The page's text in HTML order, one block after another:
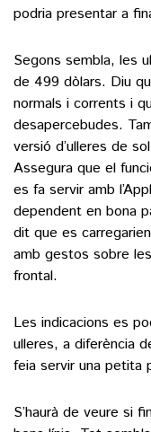
podria presentar a
Segons sembla, les
de 499 dòlars. Diu
normals i corrents i
desapercebudes.
versió d’ulleres de
Assegura que el
es fa servir amb
dependent en bona
dit que es
amb gestos sobre
frontal.
Les indicacions es
ulleres, a diferència
feia servir una petita
S’haurà de veure si